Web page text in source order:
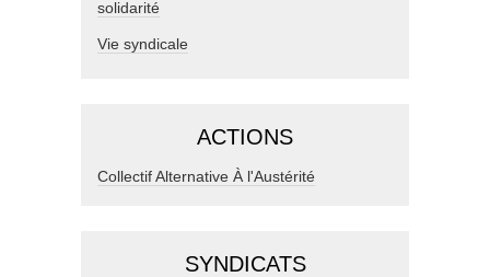
solidarité
Vie syndicale
ACTIONS
Collectif Alternative À l'Austérité
SYNDICATS